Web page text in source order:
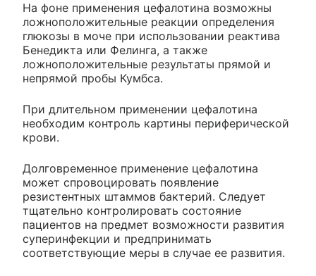
На фоне применения цефалотина возможны
ложноположительные реакции определения
глюкозы в моче при использовании реактива
Бенедикта или Фелинга, а также
ложноположительные результаты прямой и
непрямой пробы Кумбса.
При длительном применении цефалотина
необходим контроль картины периферической
крови.
Долговременное применение цефалотина
может спровоцировать появление
резистентных штаммов бактерий. Следует
тщательно контролировать состояние
пациентов на предмет возможности развития
суперинфекции и предпринимать
соответствующие меры в случае ее развития.